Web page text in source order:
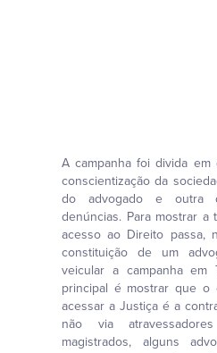
A campanha foi divida
conscientização da
do advogado e outra
denúncias. Para mostrar
acesso ao Direito passa,
constituição de um
veicular a campanha
principal é mostrar que o
acessar a Justiça é a
não via
magistrados, alguns